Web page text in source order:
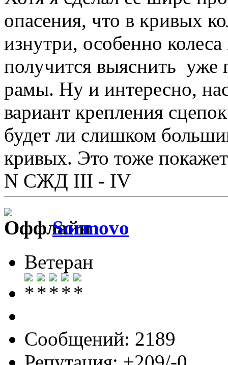
опасения, что в кривых
изнутри, особенно
получится выяснить уже
рамы. Ну и интересно,
вариант крепления
будет ли слишком
кривых. Это тоже
N СЖД III - IV
Sormovo
Ветеран
Сообщений: 2189